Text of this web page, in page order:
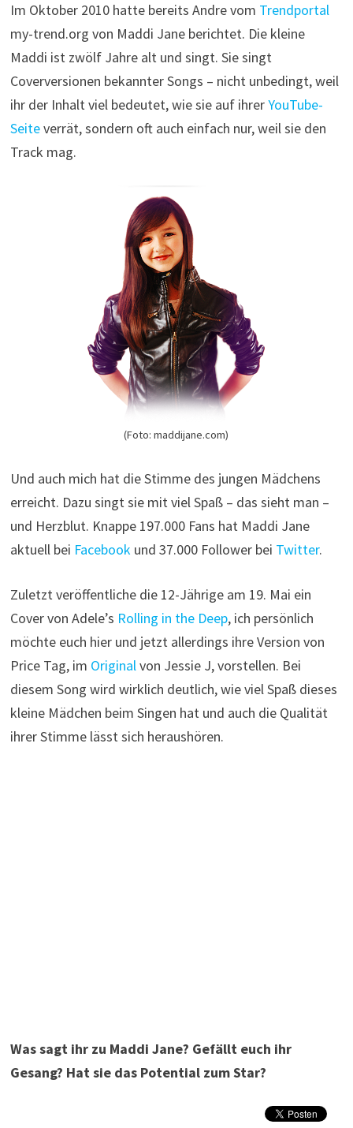
Im Oktober 2010 hatte bereits Andre vom Trendportal
my-trend.org von Maddi Jane berichtet. Die kleine
Maddi ist zwölf Jahre alt und singt. Sie singt
Coverversionen bekannter Songs – nicht unbedingt, weil
ihr der Inhalt viel bedeutet, wie sie auf ihrerYouTube-
Seiteverrät, sondern oft auch einfach nur, weil sie den
Track mag.
(Foto: maddijane.com)
Und auch mich hat die Stimme des jungen Mädchens
erreicht. Dazu singt sie mit viel Spaß – das sieht man –
und Herzblut. Knappe 197.000 Fans hat Maddi Jane
aktuell bei Facebookund 37.000 Follower bei Twitter.
Zuletzt veröffentliche die 12-Jährige am 19. Mai ein
Cover von Adele’s Rolling in the Deep, ich persönlich
möchte euch hier und jetzt allerdings ihre Version von
Price Tag, im Originalvon Jessie J, vorstellen. Bei
diesem Song wird wirklich deutlich, wie viel Spaß dieses
kleine Mädchen beim Singen hat und auch die Qualität
ihrer Stimme lässt sich heraushören.
Was sagt ihr zu Maddi Jane? Gefällt euch ihr
Gesang? Hat sie das Potential zum Star?